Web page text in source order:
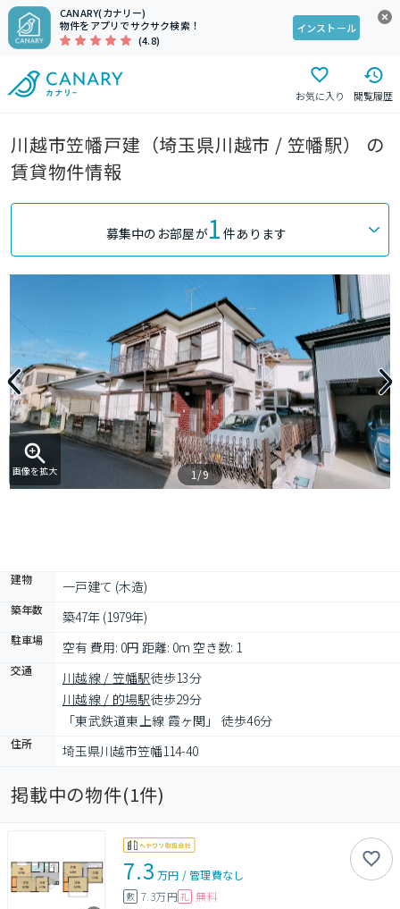
CANARY(カナリー)
物件をアプリでサクサク検索！
(4.8)
インストール
お気に入り 閲覧履歴
川越市笠幡戸建（埼玉県川越市 / 笠幡駅） の
賃貸物件情報
募集中のお部屋が1 件あります
画像を拡大 1/9
建物 一戸建て (木造)
築年数 築47年 (1979年)
駐車場 空有 費用: 0円 距離: 0m 空き数: 1
交通 川越線 / 笠幡駅徒歩13分
川越線 / 的場駅徒歩29分
「東武鉄道東上線 霞ヶ関」 徒歩46分
住所 埼玉県川越市笠幡114-40
掲載中の物件(1件)
7.3 万円 /管理費なし
敷 7.3万円 礼 無料